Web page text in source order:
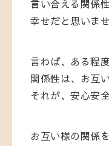
言い合える関係
幸せだと思いませ
言わば、ある程
関係性は、お互
それが、安心安
お互い様の関係